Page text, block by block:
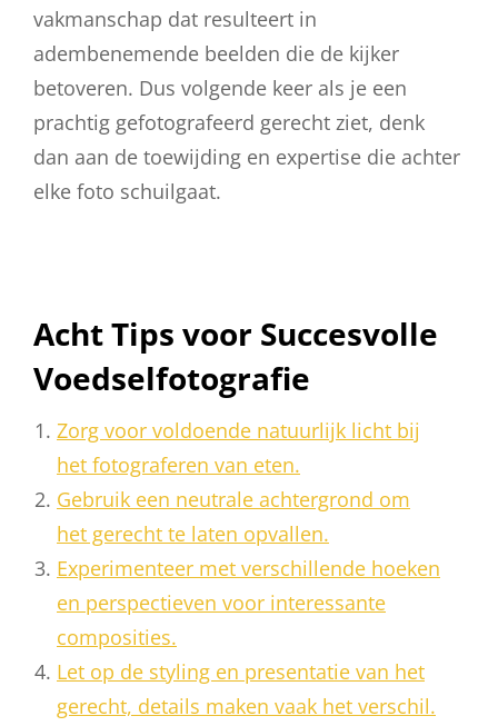
vakmanschap dat resulteert in
adembenemende beelden die de kijker
betoveren. Dus volgende keer als je een
prachtig gefotografeerd gerecht ziet, denk
dan aan de toewijding en expertise die achter
elke foto schuilgaat.
Acht Tips voor Succesvolle
Voedselfotografie
Zorg voor voldoende natuurlijk licht bij
het fotograferen van eten.
Gebruik een neutrale achtergrond om
het gerecht te laten opvallen.
Experimenteer met verschillende hoeken
en perspectieven voor interessante
composities.
Let op de styling en presentatie van het
gerecht, details maken vaak het verschil.